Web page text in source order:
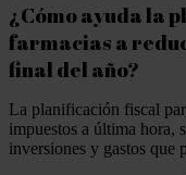
¿Cómo ayuda la
farmacias a
final del año?
La planificación fiscal
impuestos a última hora,
inversiones y gastos que